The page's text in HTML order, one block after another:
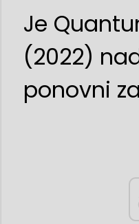
Je
(2022)
ponovni